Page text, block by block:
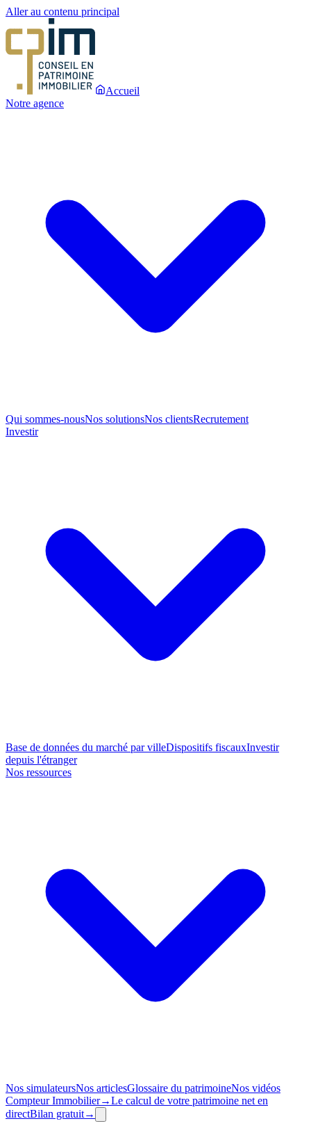
Aller au contenu principal
Accueil
Notre agence
Qui sommes-nousNos solutionsNos clientsRecrutement
Investir
Base de données du marché par villeDispositifs fiscauxInvestir
depuis l'étranger
Nos ressources
Nos simulateursNos articlesGlossaire du patrimoineNos vidéos
CompteurImmobilier→Le calcul de votre patrimoine net en
directBilan gratuit→